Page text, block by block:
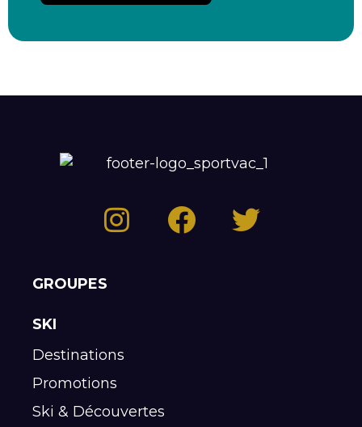
GROUPES
SKI
Destinations
Promotions
Ski & Découvertes